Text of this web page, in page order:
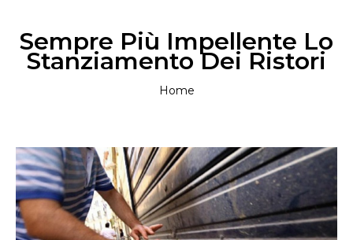
Sempre Più Impellente Lo
Stanziamento Dei Ristori
sei
qui
Home